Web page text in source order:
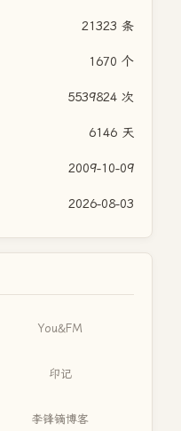
21323 条
1670 个
5539824 次
6146 天
2009-10-09
2026-08-03
You&FM
印记
李锋镝博客